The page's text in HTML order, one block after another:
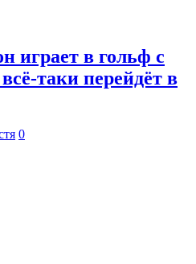
играет в гольф с
таки перейдёт в
0